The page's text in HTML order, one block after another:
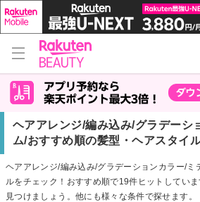
ヘアアレンジ/編み込み/グラデーシ
ム/おすすめ順の髪型・ヘアスタイ
ヘアアレンジ/編み込み/グラデーションカラー/ミ
ルをチェック！おすすめ順で19件ヒットしてい
見つけましょう。他にも様々な条件で探せます。